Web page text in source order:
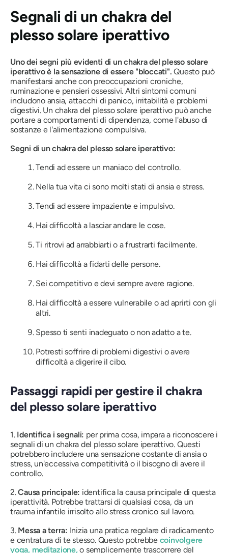
Segnali di un chakra del
plesso solare iperattivo
Uno dei segni più evidenti di un chakra del plesso solare
iperattivo è la sensazione di essere "bloccati".Questo può
manifestarsi anche con preoccupazioni croniche,
ruminazione e pensieri ossessivi. Altri sintomi comuni
includono ansia, attacchi di panico, irritabilità e problemi
digestivi. Un chakra del plesso solare iperattivo può anche
portare a comportamenti di dipendenza, come l'abuso di
sostanze e l'alimentazione compulsiva.
Segni di un chakra del plesso solare iperattivo:
Tendi ad essere un maniaco del controllo.
Nella tua vita ci sono molti stati di ansia e stress.
Tendi ad essere impaziente e impulsivo.
Hai difficoltà a lasciar andare le cose.
Ti ritrovi ad arrabbiarti o a frustrarti facilmente.
Hai difficoltà a fidarti delle persone.
Sei competitivo e devi sempre avere ragione.
Hai difficoltà a essere vulnerabile o ad aprirti con gli
altri.
Spesso ti senti inadeguato o non adatto a te.
Potresti soffrire di problemi digestivi o avere
difficoltà a digerire il cibo.
Passaggi rapidi per gestire il chakra
del plesso solare iperattivo
1. Identifica i segnali: per prima cosa, impara a riconoscere i
segnali di un chakra del plesso solare iperattivo. Questi
potrebbero includere una sensazione costante di ansia o
stress, un'eccessiva competitività o il bisogno di avere il
controllo.
2.Causa principale: identifica la causa principale di questa
iperattività. Potrebbe trattarsi di qualsiasi cosa, da un
trauma infantile irrisolto allo stress cronico sul lavoro.
3. Messa a terra: Inizia una pratica regolare di radicamento
e centratura di te stesso. Questo potrebbe coinvolgere
yoga, meditazione,o semplicemente trascorrere del